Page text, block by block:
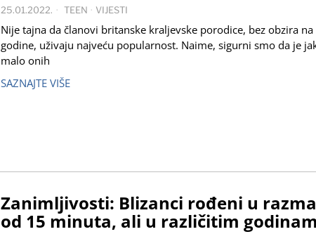
25.01.2022. TEEN · VIJESTI
Nije tajna da članovi britanske kraljevske porodice, bez obzira na
godine, uživaju najveću popularnost. Naime, sigurni smo da je
malo onih
SAZNAJTE VIŠE
Zanimljivosti: Blizanci rođeni u
od 15 minuta, ali u različitim